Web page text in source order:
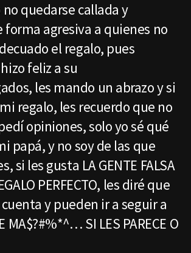
quedarse callada y
forma agresiva a quienes no
el regalo, pues
feliz a su
les mando un abrazo y si
regalo, les recuerdo que no
opiniones, solo yo sé qué
papá, y no soy de las que
si les gusta LA GENTE FALSA
PERFECTO, les diré que
y pueden ir a seguir a
MA$?#%*^… SI LES PARECE O